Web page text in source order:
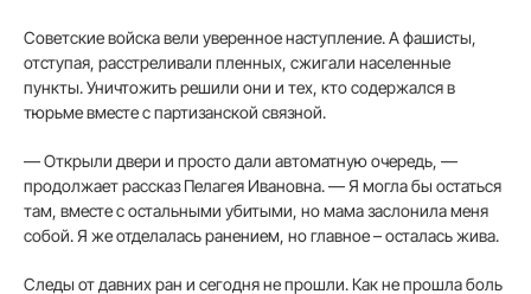
Советские войска вели уве­ренное наступление. А фаши­сты,
отступая, расстреливали пленных, сжигали населенные
пункты. Уничтожить решили они и тех, кто содержался в
тюрьме вместе с партизанской связной.
— Открыли двери и про­сто дали автоматную очередь, —
продолжает рассказ Пела­гея Ивановна. — Я могла бы остаться
там, вместе с осталь­ными убитыми, но мама за­слонила меня
собой. Я же от­делалась ранением, но главное – осталась жива.
Следы от давних ран и се­годня не прошли. Как не про­шла боль